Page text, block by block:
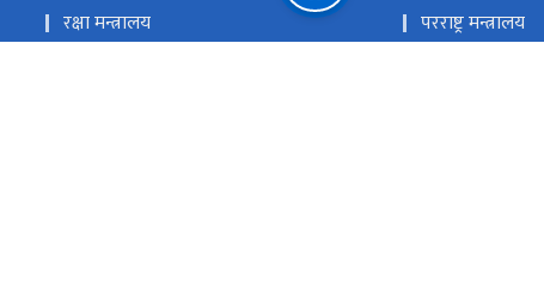
रक्षा मन्त्रालय
परराष्ट्र मन्त्रालय